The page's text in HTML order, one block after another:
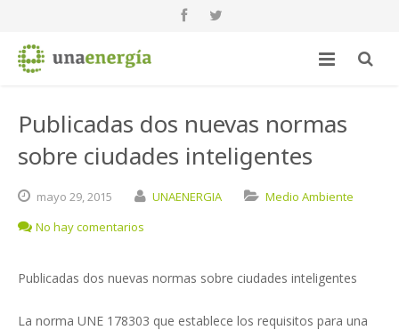
Publicadas dos nuevas normas
sobre ciudades inteligentes
mayo 29,2015 UNAENERGIA
Medio Ambiente
No hay comentarios
Publicadas dos nuevas normas sobre ciudades inteligentes
La norma UNE 178303 que establece los requisitos para una